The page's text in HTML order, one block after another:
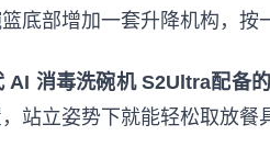
底部增加一套升降机构，按
AI 消毒洗碗机 S2Ultra配备
站立姿势下就能轻松取放餐